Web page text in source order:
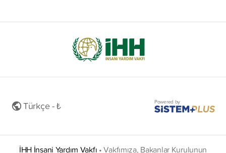
Türkçe - ₺ Powered by
İHH İnsani Yardım Vakfı •Vakfımıza, Bakanlar Kurulunun